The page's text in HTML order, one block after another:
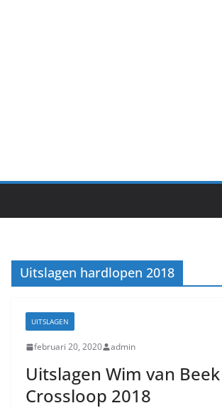
Uitslagen hardlopen 2018
UITSLAGEN
februari 20, 2020 admin
Uitslagen Wim van Beek
Crossloop 2018